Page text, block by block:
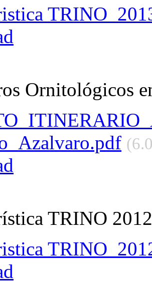
Ornitológicos
TRINO 2012